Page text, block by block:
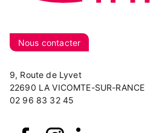
Nous contacter
9, Route de Lyvet
22690 LA VICOMTE-SUR-RANCE
02 96 83 32 45